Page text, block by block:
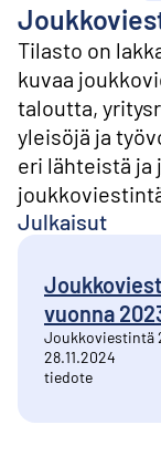
Tilasto on
kuvaa
taloutta,
yleisöjä ja
eri lähteistä ja
Julkaisut
vuonna
Joukkoviestintä
28.11.2024
tiedote